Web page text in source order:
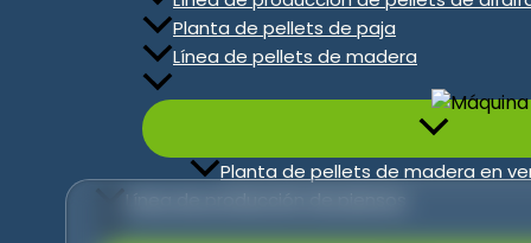
Planta de pellets de paja
Línea de pellets de madera
Planta de pellets de madera en